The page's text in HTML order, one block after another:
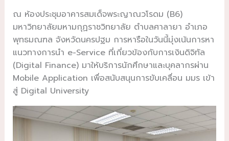
ณ ห้องประชุมอาคารสมเด็จพระญาณวโรดม (B6)
มหาวิทยาลัยมหามกุฏราชวิทยาลัย ตำบลศาลายา อำเภอ
พุทธมณฑล จังหวัดนครปฐม การหารือในวันนี้มุ่งเน้นการหา
แนวทางการนำ e-Service ที่เกี่ยวข้องกับการเงินดิจิทัล
(Digital Finance) มาให้บริการนักศึกษาและบุคลากรผ่าน
Mobile Application เพื่อสนับสนุนการขับเคลื่อน มมร เข้า
สู่ Digital University